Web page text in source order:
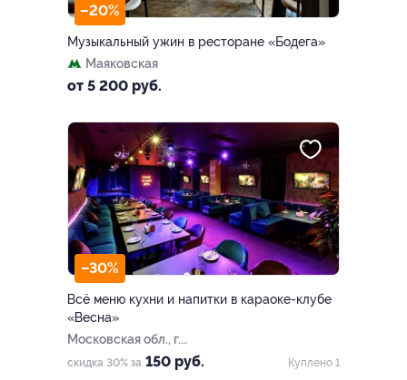
–20%
Музыкальный ужин в ресторане «Бодега»
Маяковская
от 5 200 руб.
–30%
Всё меню кухни и напитки в караоке-клубе
«Весна»
Московская обл., г.
Балашиха, Московский бул.,
скидка 30% за 150 руб. Куплено 1